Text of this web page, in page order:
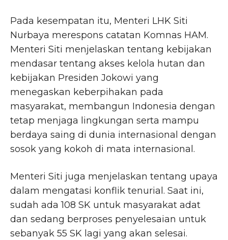
Pada kesempatan itu, Menteri LHK Siti
Nurbaya merespons catatan Komnas HAM.
Menteri Siti menjelaskan tentang kebijakan
mendasar tentang akses kelola hutan dan
kebijakan Presiden Jokowi yang
menegaskan keberpihakan pada
masyarakat, membangun Indonesia dengan
tetap menjaga lingkungan serta mampu
berdaya saing di dunia internasional dengan
sosok yang kokoh di mata internasional.
Menteri Siti juga menjelaskan tentang upaya
dalam mengatasi konflik tenurial. Saat ini,
sudah ada 108 SK untuk masyarakat adat
dan sedang berproses penyelesaian untuk
sebanyak 55 SK lagi yang akan selesai.